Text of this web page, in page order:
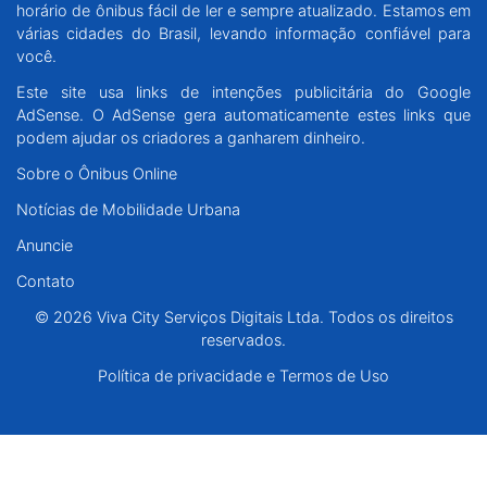
Santa Catarina
Centro-Oeste
Norte
horário de ônibus fácil de ler e sempre atualizado. Estamos em
várias cidades do Brasil, levando informação confiável para
você.
Este site usa links de intenções publicitária do Google
AdSense. O AdSense gera automaticamente estes links que
podem ajudar os criadores a ganharem dinheiro.
Sobre o Ônibus Online
Notícias de Mobilidade Urbana
Anuncie
Contato
© 2026 Viva City Serviços Digitais Ltda. Todos os direitos
reservados.
Política de privacidade e Termos de Uso